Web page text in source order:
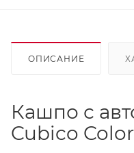
ОПИСАНИЕ
Кашпо с
Cubico Color